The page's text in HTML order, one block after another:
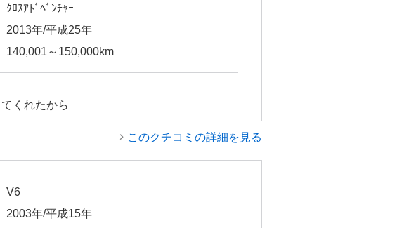
ｸﾛｽｱﾄﾞﾍﾞﾝﾁｬｰ
2013年/平成25年
140,001～150,000km
くれたから
このクチコミの詳細を見る
V6
2003年/平成15年